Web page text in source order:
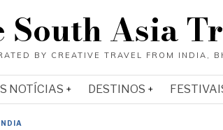
South Asia
NOTÍCIAS DESTINOS